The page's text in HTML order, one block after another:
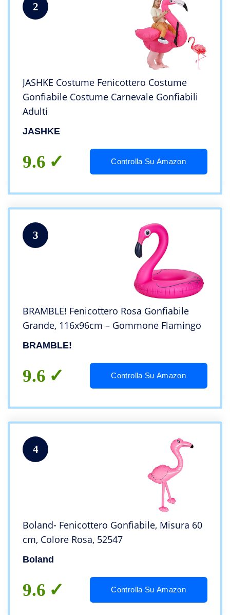
2
JASHKE Costume Fenicottero Costume
Gonfiabile Costume Carnevale Gonfiabili
Adulti
JASHKE
9.6 Controlla Su Amazon
3
BRAMBLE! Fenicottero Rosa Gonfiabile
Grande, 116x96cm – Gommone Flamingo
BRAMBLE!
9.6 Controlla Su Amazon
4
Boland- Fenicottero Gonfiabile, Misura 60
cm, Colore Rosa, 52547
Boland
9.6 Controlla Su Amazon